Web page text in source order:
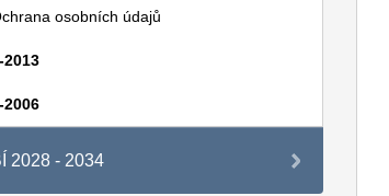
osobních údajů
2013
2006
2028 - 2034